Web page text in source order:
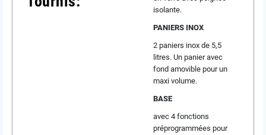
isolante.
PANIERS INOX
2 paniers inox de 5,5
litres. Un panier avec
fond amovible pour un
maxi volume.
BASE
avec 4 fonctions
préprogrammées pour